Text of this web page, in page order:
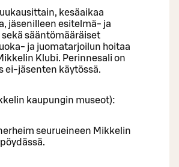
kesäaikaa
jäsenilleen esitelmä- ja
sääntömääräiset
ja juomatarjoilun hoitaa
Klubi. Perinnesali on
ei-jäsenten käytössä.
kaupungin museot):
seurueineen Mikkelin